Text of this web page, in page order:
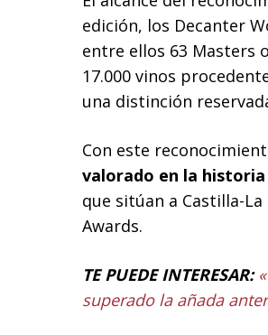
edición, los Decanter
entre ellos 63 Masters
17.000 vinos
una distinción
Con este
valorado en la historia
que sitúan a Castilla-
Awards.
TE PUEDE INTERESAR:
superado la añada